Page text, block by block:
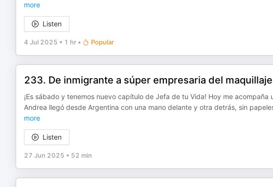
more
Listen
4 Jul 2025 • 1 hr • Popular
233. De inmigrante a súper empresaria del
¡Es sábado y tenemos nuevo capítulo de Jefa de tu Vida! Hoy me
Andrea llegó desde Argentina con una mano delante y otra detrás, sin
more
Listen
27 Jun 2025 • 52 min